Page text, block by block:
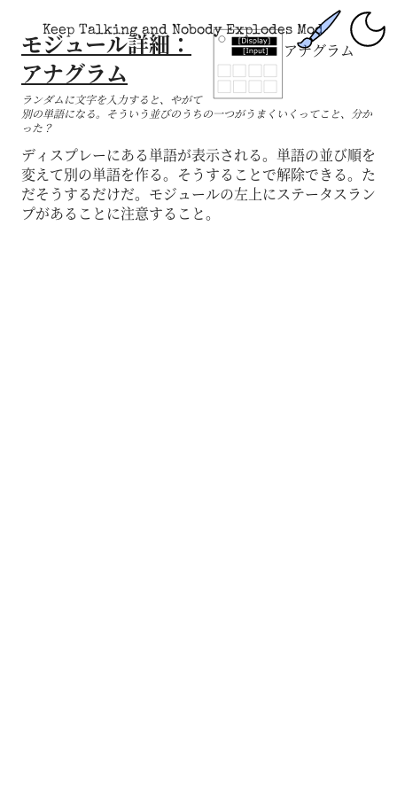
Keep Talking and Nobody Explodes Mod
アナグラム
モジュール詳細：
アナグラム
ランダムに文字を入力すると、やがて
別の単語になる。そういう並びのうちの一つがうまくいくってこと、分か
った？
ディスプレーにある単語が表示される。単語の並び順を
変えて別の単語を作る。そうすることで解除できる。た
だそうするだけだ。モジュールの左上にステータスラン
プがあることに注意すること。